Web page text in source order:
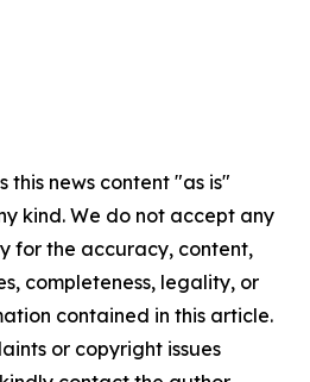
this news content "as is"
kind. We do not accept any
for the accuracy, content,
completeness, legality, or
contained in this article.
or copyright issues